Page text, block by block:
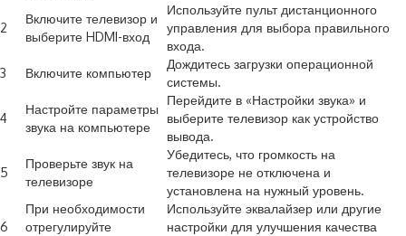
2
Включите телевизор и
выберите HDMI-вход
Используйте пульт дистанционного
управления для выбора правильного
входа.
3
Включите компьютер
Дождитесь загрузки операционной
системы.
4
Настройте параметры
звука на компьютере
Перейдите в «Настройки звука» и
выберите телевизор как устройство
вывода.
5
Проверьте звук на
телевизоре
Убедитесь, что громкость на
телевизоре не отключена и
установлена на нужный уровень.
6
При необходимости
отрегулируйте
Используйте эквалайзер или другие
настройки для улучшения качества